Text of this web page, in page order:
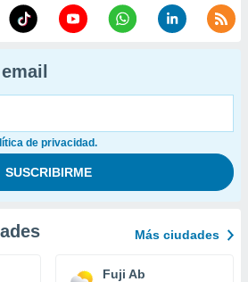
de privacidad.
Más ciudades
Fuji Ab